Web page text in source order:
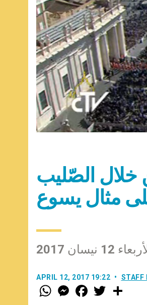
خلال الصّليب
مثال يسوع
2017
APRIL 12, 2017 19:22 STAFF
W
h
M
e
F
a w